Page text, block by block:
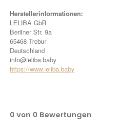
Herstellerinformationen:
LELIBA GbR
Berliner Str. 9a
65468 Trebur
Deutschland
info@leliba.baby
https://www.leliba.baby
0 von 0 Bewertungen